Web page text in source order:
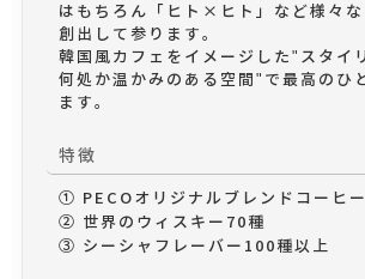
はもちろん「ヒト×ヒト」など様々
創出して参ります。
韓国風カフェをイメージした"スタイ
何処か温かみのある空間"で最高のひ
ます。
特徴
① PECOオリジナルブレンドコーヒー
② 世界のウィスキー70種
③ シーシャフレーバー100種以上